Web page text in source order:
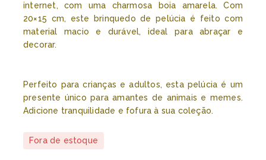
internet, com uma charmosa boia amarela. Com
20×15 cm, este brinquedo de pelúcia é feito com
material macio e durável, ideal para abraçar e
decorar.
Perfeito para crianças e adultos, esta pelúcia é um
presente único para amantes de animais e memes.
Adicione tranquilidade e fofura à sua coleção.
Fora de estoque